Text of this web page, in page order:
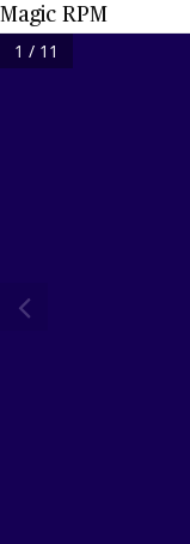
Magic RPM
1 / 11